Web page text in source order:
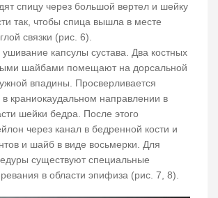
спицу через большой вертел и шейку
так, чтобы спица вышла в месте
связки (рис. 6).
капсулы сустава. Два костных
шайбами помещают на дорсальной
впадины. Просверливается
в краниокаудальном направлении в
шейки бедра. После этого
через канал в бедренной кости и
и шайб в виде восьмерки. Для
существуют специальные
в области эпифиза (рис. 7, 8).